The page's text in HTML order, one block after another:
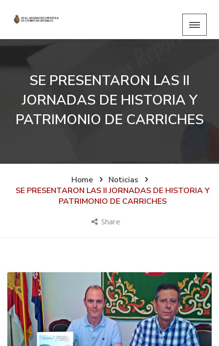
SE PRESENTARON LAS II
JORNADAS DE HISTORIA Y
PATRIMONIO DE CARRICHES
Home
Noticias
SE PRESENTARON LAS II JORNADAS DE HISTORIA Y
PATRIMONIO DE CARRICHES
Share